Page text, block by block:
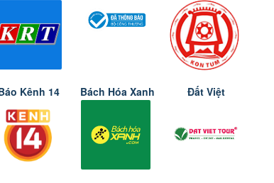
Kênh 14 Bách Hóa Xanh Đất Việt